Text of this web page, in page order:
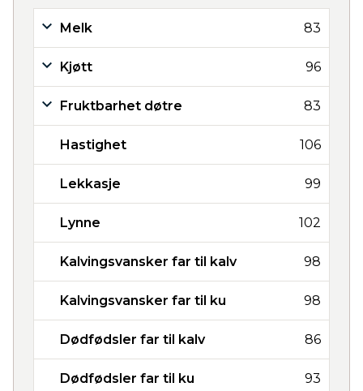
Melk 83
Kjøtt 96
Fruktbarhet døtre 83
Hastighet 106
Lekkasje 99
Lynne 102
Kalvingsvansker far til kalv 98
Kalvingsvansker far til ku 98
Dødfødsler far til kalv 86
Dødfødsler far til ku 93